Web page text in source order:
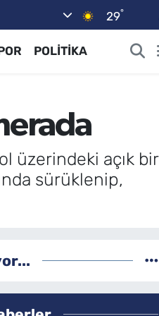
29°
POLİTİKA
üzerindeki açık bir
sürüklenip,